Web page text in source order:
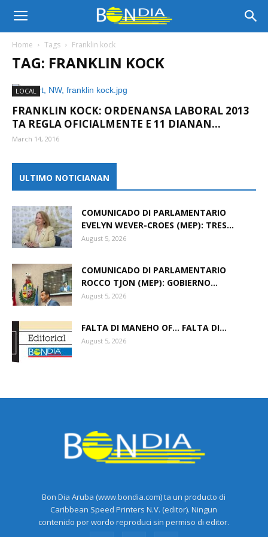
Bon
Aruba
Noticia
Home Tags Franklin kock
TAG: FRANKLIN KOCK
LOCAL
FRANKLIN KOCK: ORDENANSA LABORAL 2013
TA REGLA OFICIALMENTE E 11 DIANAN...
March 14, 2016
ULTIMO NOTICIANAN
COMUNICADO DI PARLAMENTARIO
EVELYN WEVER-CROES (MEP): TRES...
August 5, 2026
COMUNICADO DI PARLAMENTARIO
ROCCO TJON (MEP): GOBIERNO...
August 5, 2026
FALTA DI MANEHO OF… FALTA DI...
August 5, 2026
Bon Dia Aruba (www.bondia.com) ta un producto di
Caribbean Speed Printers N.V. (editor). Ningun
contenido por wordo reproduci sin permiso di editor.